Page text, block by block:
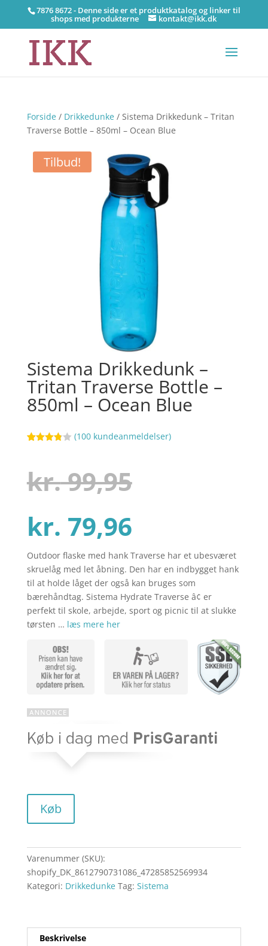
7876 8672 - Denne side er et produktkatalog og linker til
shops med produkterne kontakt@ikk.dk
Forside/ Drikkedunke/ Sistema Drikkedunk – Tritan
Traverse Bottle – 850ml – Ocean Blue
Tilbud!
Sistema Drikkedunk –
Tritan Traverse Bottle –
850ml – Ocean Blue
5
baseret
på
er
(100 kundeanmeldelser)
kr.99,95
pris
var:
kr. 99,95.
kr. 79,96Den
aktuelle
pris
er:
kr. 79,96.
Outdoor flaske med hank Traverse har et ubesværet
skruelåg med let åbning. Den har en indbygget hank
til at holde låget der også kan bruges som
bærehåndtag. Sistema Hydrate Traverse â¢ er
perfekt til skole, arbejde, sport og picnic til at slukke
tørsten … læs mere her
Køb
Varenummer (SKU):
shopify_DK_8612790731086_47285852569934
Kategori: Drikkedunke Tag: Sistema
Beskrivelse